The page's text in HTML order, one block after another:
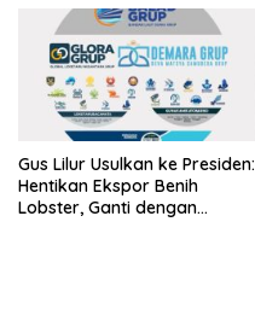
Gus Lilur Usulkan ke Presiden:
Hentikan Ekspor Benih
Lobster, Ganti dengan